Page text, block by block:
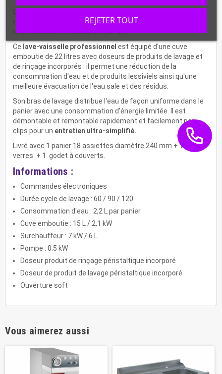
résultats de lavage en réalisant des économies d'énergie et
une baisse du niveau sonore (62 dB).
Ce lave-vaisselle professionnel est équipé d'une cuve
emboutie de 22 litres avec doseurs de produits de lavage et
de rinçage incorporés : il permet une réduction de la
consommation d'eau et de produits lessiviels ainsi qu'une
meilleure évacuation de l'eau sale et des résidus.
Son bras de lavage distribue l'eau de façon uniforme dans le
panier avec une consommation d'énergie limitée. Il est
démontable et remontable rapidement et facilement par
clips pour un entretien ultra-simplifié.
Livré avec 1 panier 18 assiettes diamètre 240 mm + 1 panier
verres + 1 godet à couverts.
Informations :
Commandes électroniques
Durée cycle de lavage : 60 / 90 / 120
Consommation d'eau : 2,2 L par panier
Cuve emboutie : 15 L / 2,1 kW
Surchauffeur : 7 kW / 6 L
Pompe : 0.5 kW
Doseur produit de rinçage péristaltique incorporé
Doseur de produit de lavage péristaltique incorporé
Ouverture soft
Vous aimerez aussi
REJETER TOUT